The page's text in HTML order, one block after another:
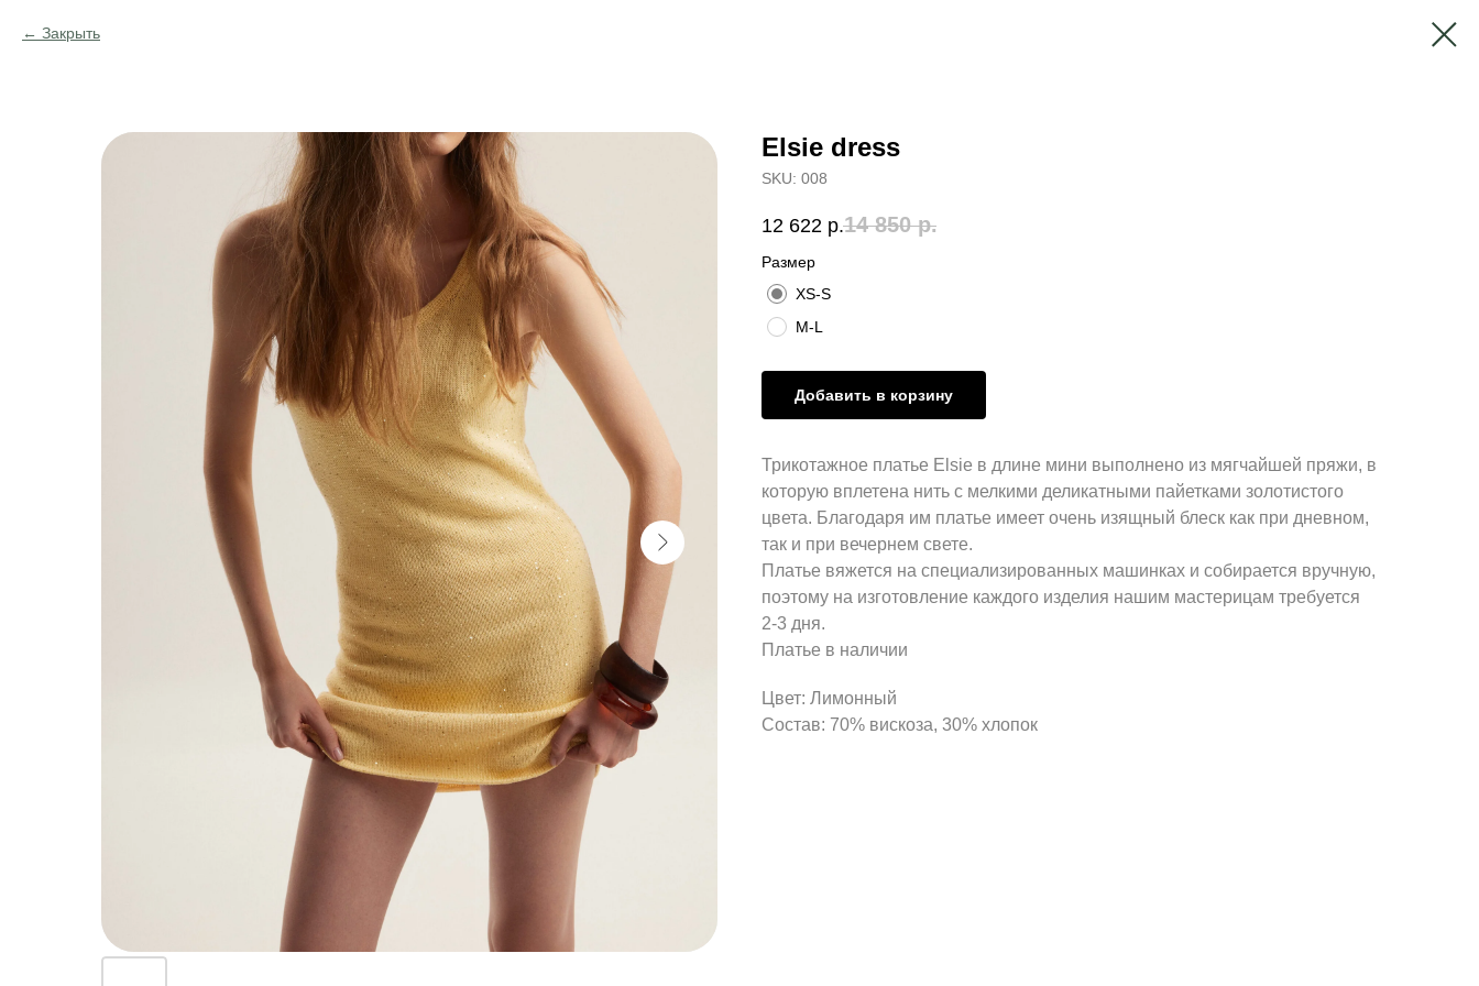
Закрыть
Elsie dress
SKU: 008
12 622 р.14 850 р.
Размер
XS-S
M-L
Добавить в корзину
Трикотажное платье Elsie в длине мини выполнено из мягчайшей пряжи, в
которую вплетена нить с мелкими деликатными пайетками золотистого
цвета. Благодаря им платье имеет очень изящный блеск как при дневном,
так и при вечернем свете.
Платье вяжется на специализированных машинках и собирается вручную,
поэтому на изготовление каждого изделия нашим мастерицам требуется
2-3 дня.
Платье в наличии
Цвет: Лимонный
Состав: 70% вискоза, 30% хлопок